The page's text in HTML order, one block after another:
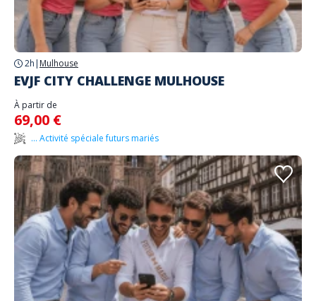
2h | Mulhouse
EVJF CITY CHALLENGE MULHOUSE
À partir de
69,00 €
... Activité spéciale futurs mariés